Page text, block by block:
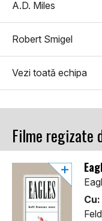
A.D. Miles
Robert Smigel
Vezi toată echipa
Filme regizate
Cu: